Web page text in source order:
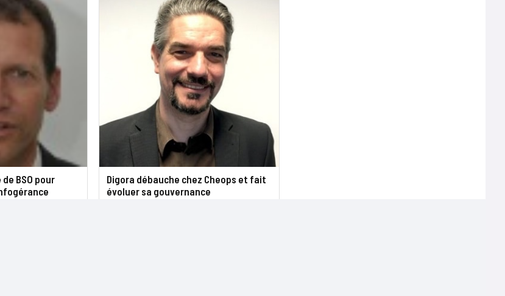
BSO pour
Digora débauche chez Cheops et fait
évoluer sa gouvernance